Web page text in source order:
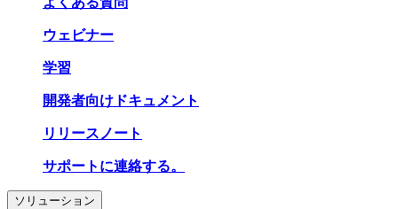
ウェビナー
学習
開発者向けドキュメント
リリースノート
サポートに連絡する。
ソリューション